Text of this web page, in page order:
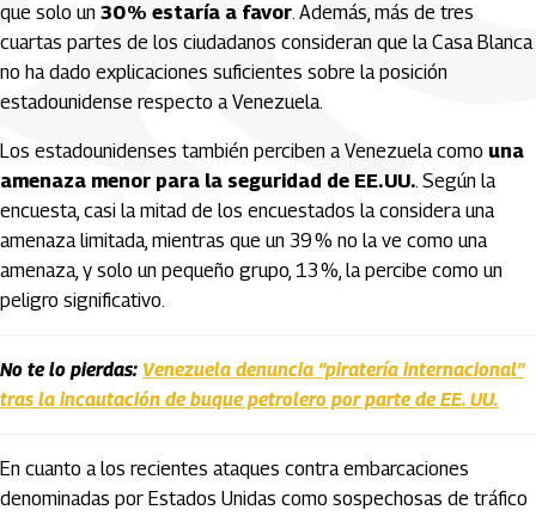
que solo un 30 % estaría a favor. Además, más de tres
cuartas partes de los ciudadanos consideran que la Casa Blanca
no ha dado explicaciones suficientes sobre la posición
estadounidense respecto a Venezuela.
Los estadounidenses también perciben a Venezuela como una
amenaza menor para la seguridad de EE. UU.. Según la
encuesta, casi la mitad de los encuestados la considera una
amenaza limitada, mientras que un 39 % no la ve como una
amenaza, y solo un pequeño grupo, 13 %, la percibe como un
peligro significativo.
No te lo pierdas: Venezuela denuncia “piratería internacional”
tras la incautación de buque petrolero por parte de EE. UU.
En cuanto a los recientes ataques contra embarcaciones
denominadas por Estados Unidas como sospechosas de tráfico